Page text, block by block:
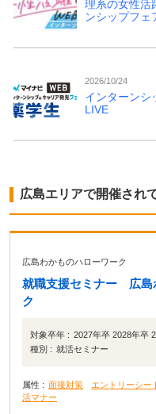
理系の女性活
ンシップフェ
2026/10/24
インターンシ
LIVE
広島エリアで開催され
広島わかものハローワーク
就職支援セミナー 広島
ク
対象卒年 : 2027年卒 2028年卒
種別 : 就活セミナー
属性 : 面接対策 エントリーシー
活マナー